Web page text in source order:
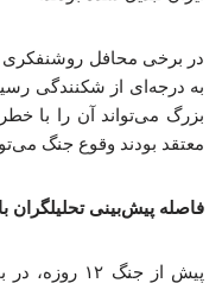
در برخی محافل روشنفکری
به درجه‌ای از شکنندگی
بزرگ می‌تواند آن را با
معتقد بودند وقوع جنگ
فاصله پیش‌بینی تحلیلگران
پیش از جنگ